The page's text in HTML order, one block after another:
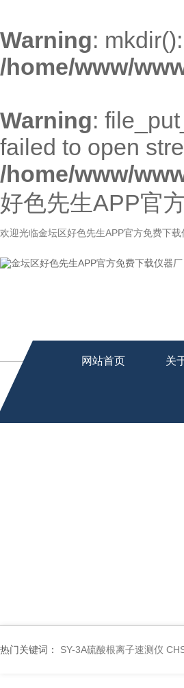
Warning:
/home/www/
Warning:
failed to open
/home/www/
好色先生APP官
欢迎光临金坛区好色先生APP官方免费下载
网站首页 关
热门关键词： SY-3A硫酸根离子速测仪